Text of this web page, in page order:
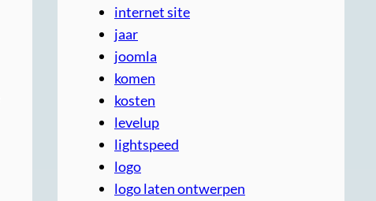
internet site
jaar
joomla
komen
kosten
levelup
lightspeed
logo
logo laten ontwerpen